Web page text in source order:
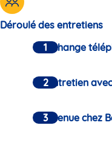
Déroulé des entretiens
Un échange
Un entretien
Bienvenue chez